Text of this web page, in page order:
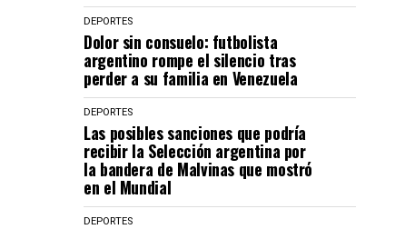
DEPORTES
Dolor sin consuelo: futbolista
argentino rompe el silencio tras
perder a su familia en Venezuela
DEPORTES
Las posibles sanciones que podría
recibir la Selección argentina por
la bandera de Malvinas que mostró
en el Mundial
DEPORTES